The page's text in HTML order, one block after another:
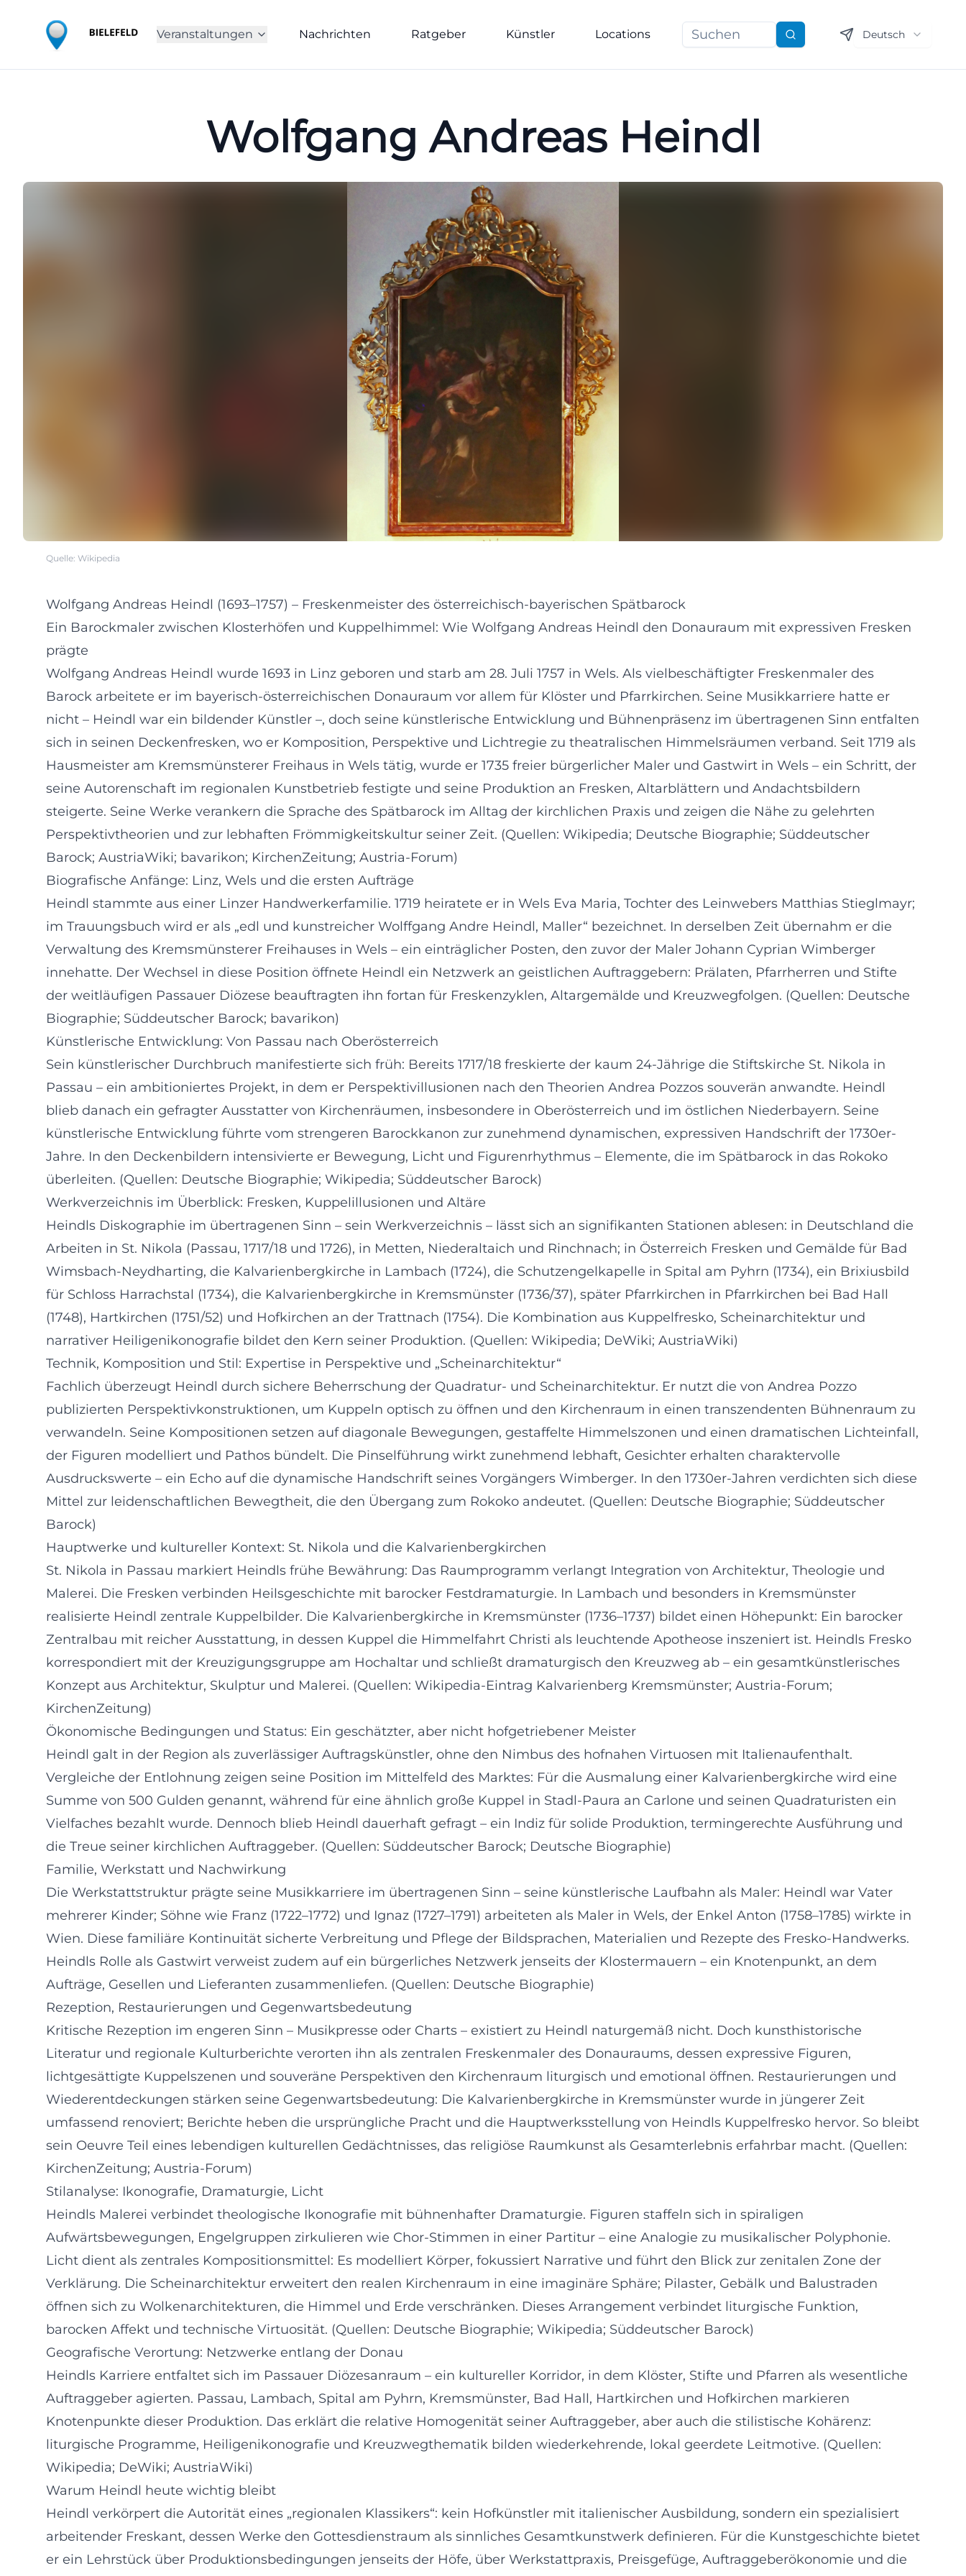
Veranstaltungen Nachrichten Ratgeber Künstler Locations Suchen Deutsch
Wolfgang Andreas Heindl
Quelle: Wikipedia
Wolfgang Andreas Heindl (1693–1757) – Freskenmeister des österreichisch-bayerischen Spätbarock
Ein Barockmaler zwischen Klosterhöfen und Kuppelhimmel: Wie Wolfgang Andreas Heindl den Donauraum mit expressiven Fresken
prägte
Wolfgang Andreas Heindl wurde 1693 in Linz geboren und starb am 28. Juli 1757 in Wels. Als vielbeschäftigter Freskenmaler des
Barock arbeitete er im bayerisch-österreichischen Donauraum vor allem für Klöster und Pfarrkirchen. Seine Musikkarriere hatte er
nicht – Heindl war ein bildender Künstler –, doch seine künstlerische Entwicklung und Bühnenpräsenz im übertragenen Sinn entfalten
sich in seinen Deckenfresken, wo er Komposition, Perspektive und Lichtregie zu theatralischen Himmelsräumen verband. Seit 1719 als
Hausmeister am Kremsmünsterer Freihaus in Wels tätig, wurde er 1735 freier bürgerlicher Maler und Gastwirt in Wels – ein Schritt, der
seine Autorenschaft im regionalen Kunstbetrieb festigte und seine Produktion an Fresken, Altarblättern und Andachtsbildern
steigerte. Seine Werke verankern die Sprache des Spätbarock im Alltag der kirchlichen Praxis und zeigen die Nähe zu gelehrten
Perspektivtheorien und zur lebhaften Frömmigkeitskultur seiner Zeit. (Quellen: Wikipedia; Deutsche Biographie; Süddeutscher
Barock; AustriaWiki; bavarikon; KirchenZeitung; Austria-Forum)
Biografische Anfänge: Linz, Wels und die ersten Aufträge
Heindl stammte aus einer Linzer Handwerkerfamilie. 1719 heiratete er in Wels Eva Maria, Tochter des Leinwebers Matthias Stieglmayr;
im Trauungsbuch wird er als „edl und kunstreicher Wolffgang Andre Heindl, Maller“ bezeichnet. In derselben Zeit übernahm er die
Verwaltung des Kremsmünsterer Freihauses in Wels – ein einträglicher Posten, den zuvor der Maler Johann Cyprian Wimberger
innehatte. Der Wechsel in diese Position öffnete Heindl ein Netzwerk an geistlichen Auftraggebern: Prälaten, Pfarrherren und Stifte
der weitläufigen Passauer Diözese beauftragten ihn fortan für Freskenzyklen, Altargemälde und Kreuzwegfolgen. (Quellen: Deutsche
Biographie; Süddeutscher Barock; bavarikon)
Künstlerische Entwicklung: Von Passau nach Oberösterreich
Sein künstlerischer Durchbruch manifestierte sich früh: Bereits 1717/18 freskierte der kaum 24-Jährige die Stiftskirche St. Nikola in
Passau – ein ambitioniertes Projekt, in dem er Perspektivillusionen nach den Theorien Andrea Pozzos souverän anwandte. Heindl
blieb danach ein gefragter Ausstatter von Kirchenräumen, insbesondere in Oberösterreich und im östlichen Niederbayern. Seine
künstlerische Entwicklung führte vom strengeren Barockkanon zur zunehmend dynamischen, expressiven Handschrift der 1730er-
Jahre. In den Deckenbildern intensivierte er Bewegung, Licht und Figurenrhythmus – Elemente, die im Spätbarock in das Rokoko
überleiten. (Quellen: Deutsche Biographie; Wikipedia; Süddeutscher Barock)
Werkverzeichnis im Überblick: Fresken, Kuppelillusionen und Altäre
Heindls Diskographie im übertragenen Sinn – sein Werkverzeichnis – lässt sich an signifikanten Stationen ablesen: in Deutschland die
Arbeiten in St. Nikola (Passau, 1717/18 und 1726), in Metten, Niederaltaich und Rinchnach; in Österreich Fresken und Gemälde für Bad
Wimsbach-Neydharting, die Kalvarienbergkirche in Lambach (1724), die Schutzengelkapelle in Spital am Pyhrn (1734), ein Brixiusbild
für Schloss Harrachstal (1734), die Kalvarienbergkirche in Kremsmünster (1736/37), später Pfarrkirchen in Pfarrkirchen bei Bad Hall
(1748), Hartkirchen (1751/52) und Hofkirchen an der Trattnach (1754). Die Kombination aus Kuppelfresko, Scheinarchitektur und
narrativer Heiligenikonografie bildet den Kern seiner Produktion. (Quellen: Wikipedia; DeWiki; AustriaWiki)
Technik, Komposition und Stil: Expertise in Perspektive und „Scheinarchitektur“
Fachlich überzeugt Heindl durch sichere Beherrschung der Quadratur- und Scheinarchitektur. Er nutzt die von Andrea Pozzo
publizierten Perspektivkonstruktionen, um Kuppeln optisch zu öffnen und den Kirchenraum in einen transzendenten Bühnenraum zu
verwandeln. Seine Kompositionen setzen auf diagonale Bewegungen, gestaffelte Himmelszonen und einen dramatischen Lichteinfall,
der Figuren modelliert und Pathos bündelt. Die Pinselführung wirkt zunehmend lebhaft, Gesichter erhalten charaktervolle
Ausdruckswerte – ein Echo auf die dynamische Handschrift seines Vorgängers Wimberger. In den 1730er-Jahren verdichten sich diese
Mittel zur leidenschaftlichen Bewegtheit, die den Übergang zum Rokoko andeutet. (Quellen: Deutsche Biographie; Süddeutscher
Barock)
Hauptwerke und kultureller Kontext: St. Nikola und die Kalvarienbergkirchen
St. Nikola in Passau markiert Heindls frühe Bewährung: Das Raumprogramm verlangt Integration von Architektur, Theologie und
Malerei. Die Fresken verbinden Heilsgeschichte mit barocker Festdramaturgie. In Lambach und besonders in Kremsmünster
realisierte Heindl zentrale Kuppelbilder. Die Kalvarienbergkirche in Kremsmünster (1736–1737) bildet einen Höhepunkt: Ein barocker
Zentralbau mit reicher Ausstattung, in dessen Kuppel die Himmelfahrt Christi als leuchtende Apotheose inszeniert ist. Heindls Fresko
korrespondiert mit der Kreuzigungsgruppe am Hochaltar und schließt dramaturgisch den Kreuzweg ab – ein gesamtkünstlerisches
Konzept aus Architektur, Skulptur und Malerei. (Quellen: Wikipedia-Eintrag Kalvarienberg Kremsmünster; Austria-Forum;
KirchenZeitung)
Ökonomische Bedingungen und Status: Ein geschätzter, aber nicht hofgetriebener Meister
Heindl galt in der Region als zuverlässiger Auftragskünstler, ohne den Nimbus des hofnahen Virtuosen mit Italienaufenthalt.
Vergleiche der Entlohnung zeigen seine Position im Mittelfeld des Marktes: Für die Ausmalung einer Kalvarienbergkirche wird eine
Summe von 500 Gulden genannt, während für eine ähnlich große Kuppel in Stadl-Paura an Carlone und seinen Quadraturisten ein
Vielfaches bezahlt wurde. Dennoch blieb Heindl dauerhaft gefragt – ein Indiz für solide Produktion, termingerechte Ausführung und
die Treue seiner kirchlichen Auftraggeber. (Quellen: Süddeutscher Barock; Deutsche Biographie)
Familie, Werkstatt und Nachwirkung
Die Werkstattstruktur prägte seine Musikkarriere im übertragenen Sinn – seine künstlerische Laufbahn als Maler: Heindl war Vater
mehrerer Kinder; Söhne wie Franz (1722–1772) und Ignaz (1727–1791) arbeiteten als Maler in Wels, der Enkel Anton (1758–1785) wirkte in
Wien. Diese familiäre Kontinuität sicherte Verbreitung und Pflege der Bildsprachen, Materialien und Rezepte des Fresko-Handwerks.
Heindls Rolle als Gastwirt verweist zudem auf ein bürgerliches Netzwerk jenseits der Klostermauern – ein Knotenpunkt, an dem
Aufträge, Gesellen und Lieferanten zusammenliefen. (Quellen: Deutsche Biographie)
Rezeption, Restaurierungen und Gegenwartsbedeutung
Kritische Rezeption im engeren Sinn – Musikpresse oder Charts – existiert zu Heindl naturgemäß nicht. Doch kunsthistorische
Literatur und regionale Kulturberichte verorten ihn als zentralen Freskenmaler des Donauraums, dessen expressive Figuren,
lichtgesättigte Kuppelszenen und souveräne Perspektiven den Kirchenraum liturgisch und emotional öffnen. Restaurierungen und
Wiederentdeckungen stärken seine Gegenwartsbedeutung: Die Kalvarienbergkirche in Kremsmünster wurde in jüngerer Zeit
umfassend renoviert; Berichte heben die ursprüngliche Pracht und die Hauptwerksstellung von Heindls Kuppelfresko hervor. So bleibt
sein Oeuvre Teil eines lebendigen kulturellen Gedächtnisses, das religiöse Raumkunst als Gesamterlebnis erfahrbar macht. (Quellen:
KirchenZeitung; Austria-Forum)
Stilanalyse: Ikonografie, Dramaturgie, Licht
Heindls Malerei verbindet theologische Ikonografie mit bühnenhafter Dramaturgie. Figuren staffeln sich in spiraligen
Aufwärtsbewegungen, Engelgruppen zirkulieren wie Chor-Stimmen in einer Partitur – eine Analogie zu musikalischer Polyphonie.
Licht dient als zentrales Kompositionsmittel: Es modelliert Körper, fokussiert Narrative und führt den Blick zur zenitalen Zone der
Verklärung. Die Scheinarchitektur erweitert den realen Kirchenraum in eine imaginäre Sphäre; Pilaster, Gebälk und Balustraden
öffnen sich zu Wolkenarchitekturen, die Himmel und Erde verschränken. Dieses Arrangement verbindet liturgische Funktion,
barocken Affekt und technische Virtuosität. (Quellen: Deutsche Biographie; Wikipedia; Süddeutscher Barock)
Geografische Verortung: Netzwerke entlang der Donau
Heindls Karriere entfaltet sich im Passauer Diözesanraum – ein kultureller Korridor, in dem Klöster, Stifte und Pfarren als wesentliche
Auftraggeber agierten. Passau, Lambach, Spital am Pyhrn, Kremsmünster, Bad Hall, Hartkirchen und Hofkirchen markieren
Knotenpunkte dieser Produktion. Das erklärt die relative Homogenität seiner Auftraggeber, aber auch die stilistische Kohärenz:
liturgische Programme, Heiligenikonografie und Kreuzwegthematik bilden wiederkehrende, lokal geerdete Leitmotive. (Quellen:
Wikipedia; DeWiki; AustriaWiki)
Warum Heindl heute wichtig bleibt
Heindl verkörpert die Autorität eines „regionalen Klassikers“: kein Hofkünstler mit italienischer Ausbildung, sondern ein spezialisiert
arbeitender Freskant, dessen Werke den Gottesdienstraum als sinnliches Gesamtkunstwerk definieren. Für die Kunstgeschichte bietet
er ein Lehrstück über Produktionsbedingungen jenseits der Höfe, über Werkstattpraxis, Preisgefüge, Auftraggeberökonomie und die